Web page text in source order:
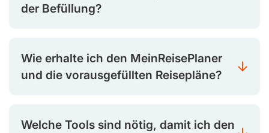
der Befüllung?
Wie erhalte ich den MeinReisePlaner
und die vorausgefüllten Reisepläne?
Welche Tools sind nötig, damit ich den